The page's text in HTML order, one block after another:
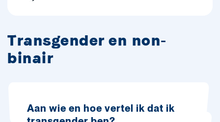
Transgender en non-
binair
Aan wie en hoe vertel ik dat ik